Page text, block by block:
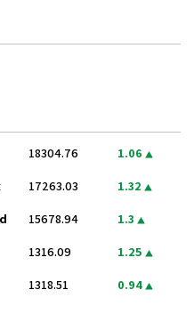
18304.76 1.06
17263.03 1.32
15678.94 1.3
1316.09 1.25
1318.51 0.94